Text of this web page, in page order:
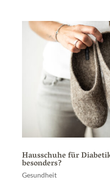
Hausschuhe für
besonders?
Gesundheit